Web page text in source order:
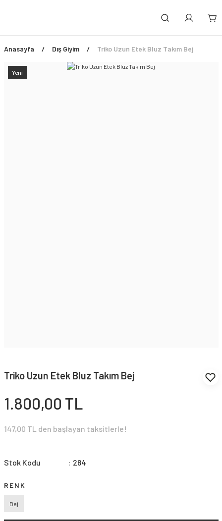
Anasayfa Dış Giyim Triko Uzun Etek Bluz Takım Bej
Yeni
Triko Uzun Etek Bluz Takım Bej
1.800,00 TL
147,00 TL den başlayan taksitlerle!
Stok Kodu 284
RENK
Bej